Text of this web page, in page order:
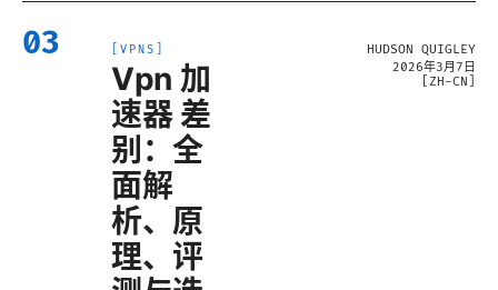
03 VPNS
Vpn 加
速器 差
别：全
面解
析、原
理、评
HUDSON QUIGLEY
2026年3月7日
ZH-CN